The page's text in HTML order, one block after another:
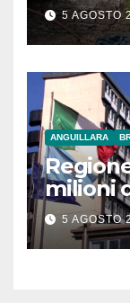
5 AGOSTO
ANGUILLARA
milioni
5 AGOSTO